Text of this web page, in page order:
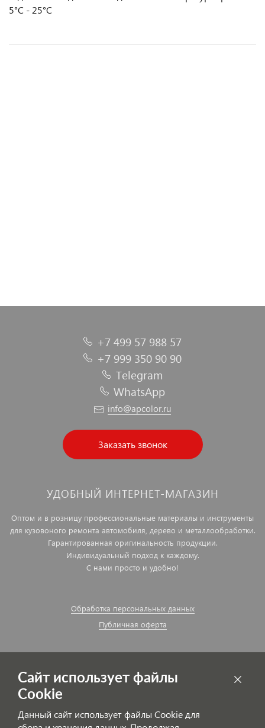
5°C - 25°C
+7 499 57 988 57
+7 999 350 90 90
Telegram
WhatsApp
info@apcolor.ru
Заказать звонок
УДОБНЫЙ ИНТЕРНЕТ-МАГАЗИН
Оптом и в розницу профессиональные материалы и инструменты
для кузовоного ремонта автомобиля, дерево и металлообработки.
Гарантированная оригинальность продукции.
Индивидуальный подход к каждому.
С нами просто и удобно!
Обработка персональных данных
Публичная оферта
Сайт использует файлы
Cookie
Данный сайт использует файлы Cookie для